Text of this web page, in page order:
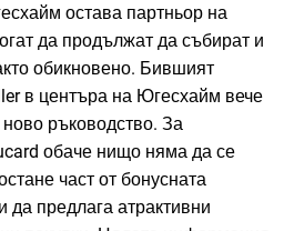
остава партньор на
да продължат да събират и
обикновено. Бившият
в центъра на Югесхайм вече
ръководство. За
обаче нищо няма да се
част от бонусната
предлага атрактивни